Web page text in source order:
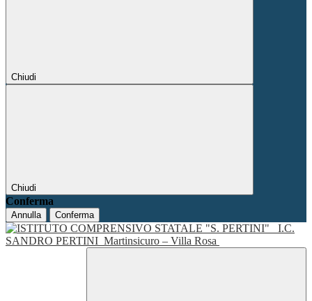
Chiudi
Chiudi
Conferma
Annulla Conferma
I.C.
SANDRO PERTINI Martinsicuro – Villa Rosa